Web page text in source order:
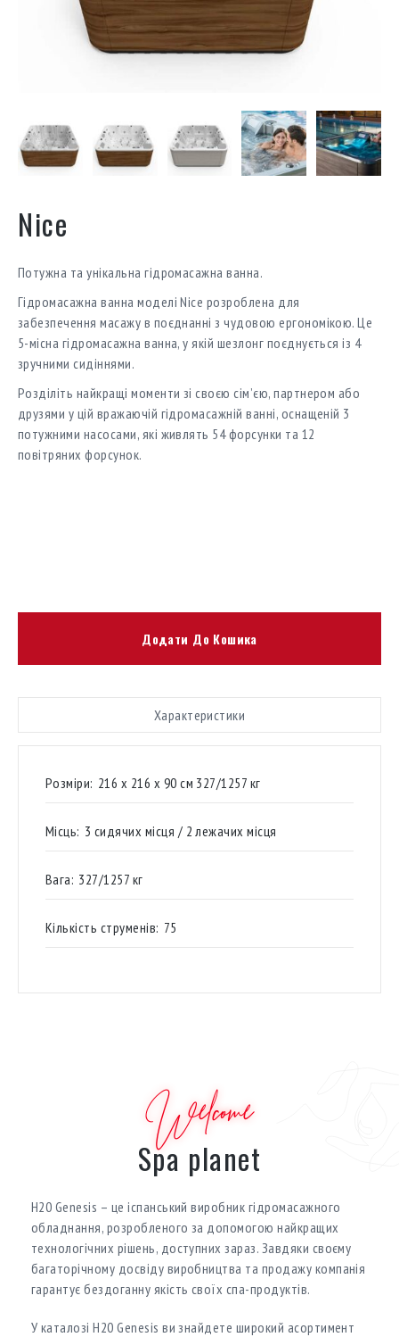
Nice
Потужна та унікальна гідромасажна ванна.
Гідромасажна ванна моделі Nice розроблена для
забезпечення масажу в поєднанні з чудовою ергономікою. Це
5-місна гідромасажна ванна, у якій шезлонг поєднується із 4
зручними сидіннями.
Розділіть найкращі моменти зі своєю сім’єю, партнером або
друзями у цій вражаючій гідромасажній ванні, оснащеній 3
потужними насосами, які живлять 54 форсунки та 12
повітряних форсунок.
Додати До Кошика
Характеристики
Розміри: 216 х 216 х 90 см 327/1257 кг
Місць: 3 сидячих місця / 2 лежачих місця
Вага: 327/1257 кг
Кількість струменів: 75
Welcome
Spa planet
H20 Genesis – це іспанський виробник гідромасажного
обладнання, розробленого за допомогою найкращих
технологічних рішень, доступних зараз. Завдяки своєму
багаторічному досвіду виробництва та продажу компанія
гарантує бездоганну якість своїх спа-продуктів.
У каталозі H20 Genesis ви знайдете широкий асортимент